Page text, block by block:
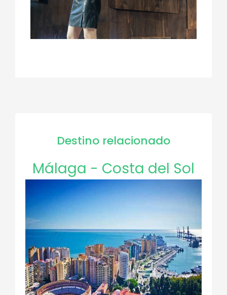
Destino relacionado
Málaga - Costa del Sol